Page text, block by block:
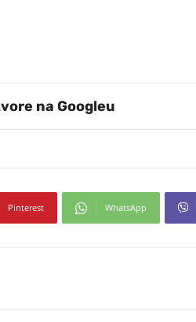
na Googleu
Pinterest WhatsApp